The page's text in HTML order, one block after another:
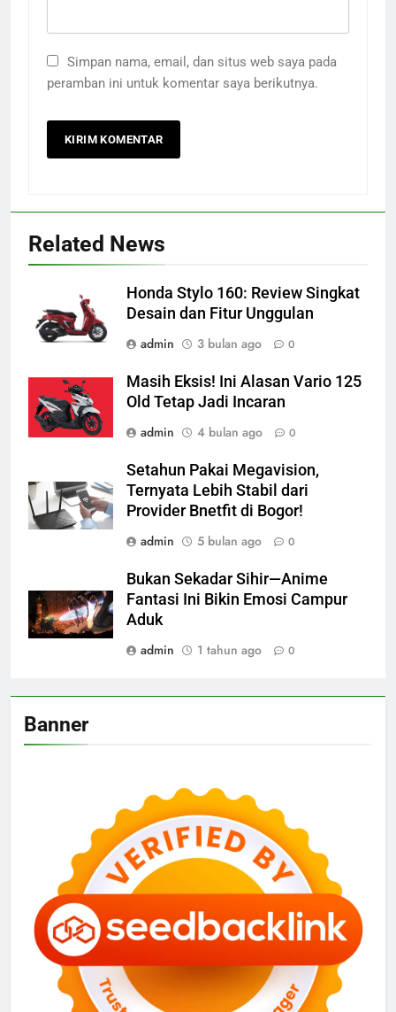
Simpan nama, email, dan situs web saya pada
peramban ini untuk komentar saya berikutnya.
Related News
Honda Stylo 160: Review Singkat
Desain dan Fitur Unggulan
admin
3 bulan ago 0
Masih Eksis! Ini Alasan Vario 125
Old Tetap Jadi Incaran
admin
4 bulan ago 0
Setahun Pakai Megavision,
Ternyata Lebih Stabil dari
Provider Bnetfit di Bogor!
admin
5 bulan ago 0
Bukan Sekadar Sihir—Anime
Fantasi Ini Bikin Emosi Campur
Aduk
admin
1 tahun ago 0
Banner